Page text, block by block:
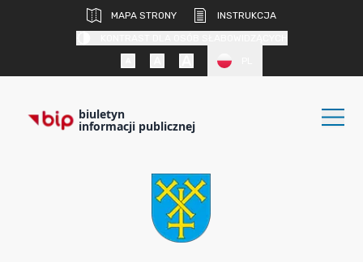
MAPA STRONY
INSTRUKCJA
biuletyn
informacji publicznej